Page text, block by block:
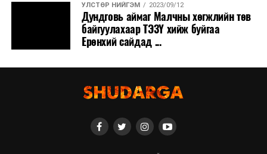
УЛСТӨР НИЙГЭМ 2023/09/12
Дундговь аймаг Малчны хөгжлийн төв
байгуулахаар ТЭЗҮ хийж буйгаа
Ерөнхий сайдад ...